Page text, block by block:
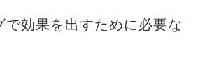
で効果を出すために必要な